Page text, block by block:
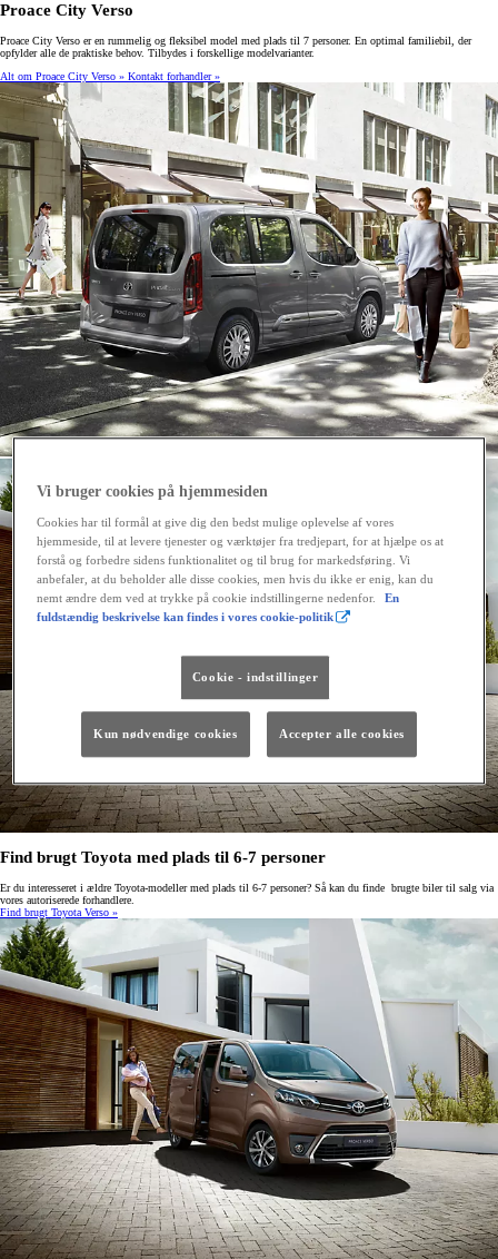
Proace City Verso
Proace City Verso er en rummelig og fleksibel model med plads til 7 personer. En optimal familiebil, der
opfylder alle de praktiske behov. Tilbydes i forskellige modelvarianter.
Alt om Proace City Verso » Kontakt forhandler »
Find brugt Toyota med plads til 6-7 personer
Er du interesseret i ældre Toyota-modeller med plads til 6-7 personer? Så kan du finde brugte biler til salg via
vores autoriserede forhandlere.
Find brugt Toyota Verso »
Vi bruger cookies på hjemmesiden
Cookies har til formål at give dig den bedst mulige oplevelse af vores
hjemmeside, til at levere tjenester og værktøjer fra tredjepart, for at hjælpe os at
forstå og forbedre sidens funktionalitet og til brug for markedsføring. Vi
anbefaler, at du beholder alle disse cookies, men hvis du ikke er enig, kan du
nemt ændre dem ved at trykke på cookie indstillingerne nedenfor.
En
fuldstændig beskrivelse kan findes i vores cookie-politik
Cookie - indstillinger
Kun nødvendige cookies Accepter alle cookies